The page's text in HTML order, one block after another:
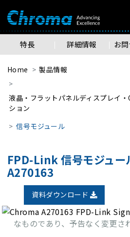
特長 詳細情報 お
Home 製品情報
液晶・フラットパネルディスプレイ
ション
信号モジュール
FPD-Link 信号モジュ
A270163
資料ダウンロード
なものであり、予告なく変更さ